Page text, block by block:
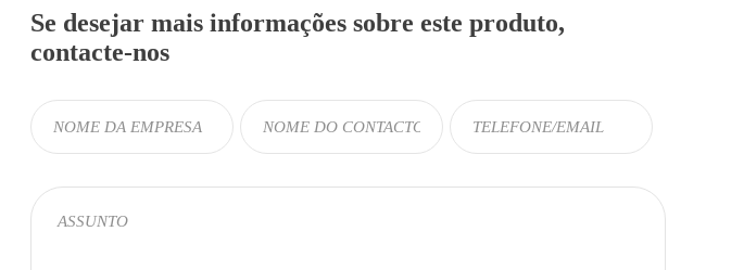
Se desejar mais informações sobre este produto,
contacte-nos